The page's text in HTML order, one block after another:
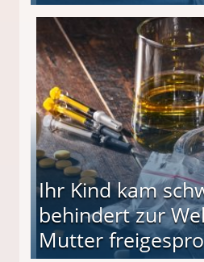
(34) in den finanziellen Ruin!
Ihr Kind kam
behindert zur
Mutter